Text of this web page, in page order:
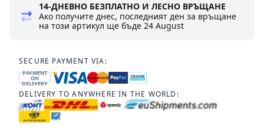
14-ДНЕВНО БЕЗПЛАТНО И ЛЕСНО ВРЪЩАНЕ
Ако получите днес, последният ден за връщане
на този артикул ще бъде24 August
SECURE PAYMENT VIA:
PAYMENT
ON
DELIVERY
DELIVERY TO ANYWHERE IN THE WORLD: